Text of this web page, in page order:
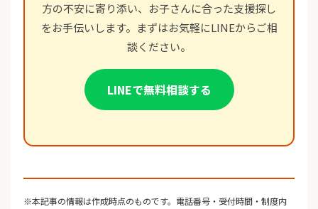
方の不安に寄り添い、お子さんに合った支援探し
をお手伝いします。まずはお気軽にLINEからご相
談ください。
LINEで無料相談する
※本記事の情報は作成時点のものです。電話番号・受付時間・制度内